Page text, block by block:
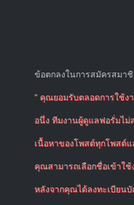
ข้อตกลงในการสมัครสมาชิก เว็บบ
คุณยอมรับตลอดการใช้งานฟอรั่
อนึ่ง ทีมงานผู้ดูแลฟอรั่มไม่สามาร
เนื้อหาของโพสต์ทุกโพสต์และข้อ
คุณสามารถเลือกชื่อเข้าใช้งาน
หลังจากคุณได้ลงทะเบียนบัญชีฟอ